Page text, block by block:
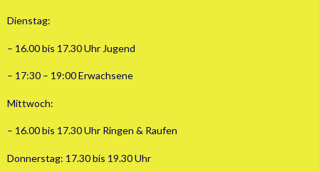
Dienstag:
– 16.00 bis 17.30 Uhr Jugend
– 17:30 – 19:00 Erwachsene
Mittwoch:
– 16.00 bis 17.30 Uhr Ringen & Raufen
Donnerstag: 17.30 bis 19.30 Uhr